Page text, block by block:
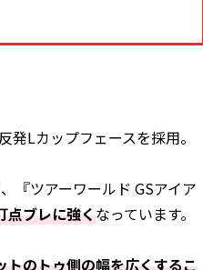
Lカップフェースを採用。
『ツアーワールド GSアイア
点ブレに強くなっています。
トのトゥ側の幅を広くするこ